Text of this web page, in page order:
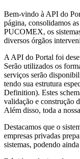
Bem-vindo à API do
página, consolidamos
PUCOMEX, os
diversos órgãos
A API do Portal foi
Serão utilizados os
serviços serão
tendo sua estrutura
Definition). Estes
validação e construção
Além disso, toda a
Destacamos que o
empresas privadas
sistemas, podendo